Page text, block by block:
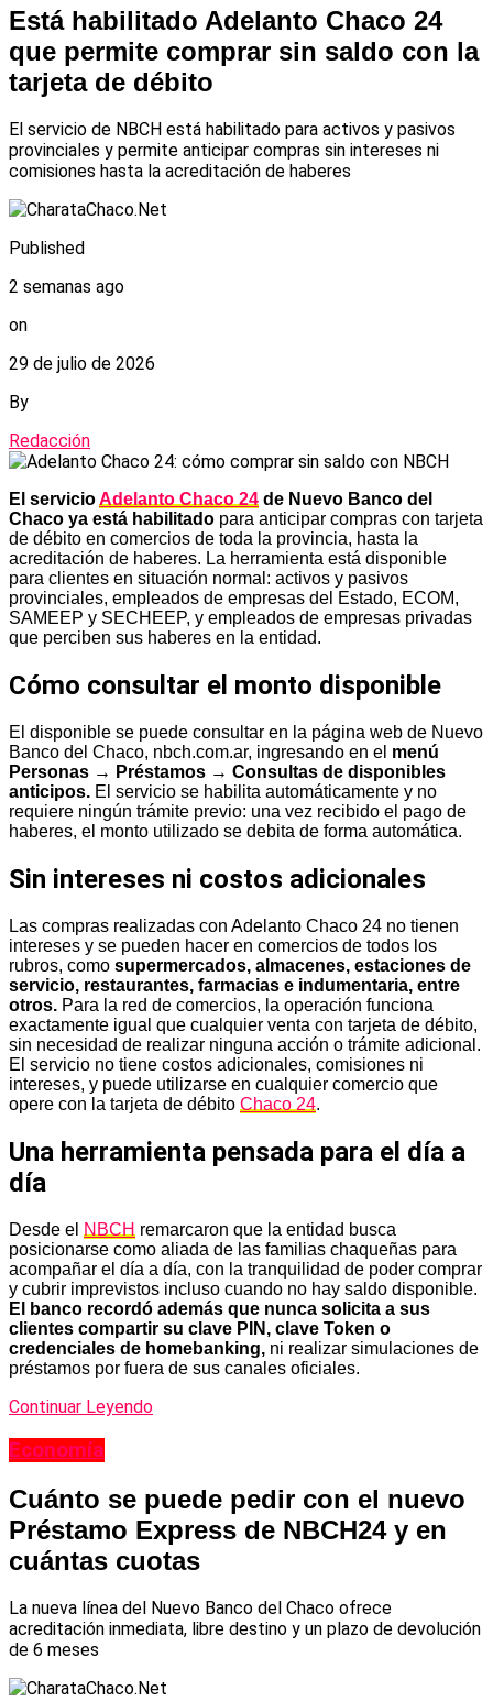
Está habilitado Adelanto Chaco 24
que permite comprar sin saldo con la
tarjeta de débito
El servicio de NBCH está habilitado para activos y pasivos
provinciales y permite anticipar compras sin intereses ni
comisiones hasta la acreditación de haberes
Published
2 semanas ago
on
29 de julio de 2026
By
Redacción
El servicioAdelanto Chaco 24 de Nuevo Banco del
Chaco ya está habilitado para anticipar compras con tarjeta
de débito en comercios de toda la provincia, hasta la
acreditación de haberes. La herramienta está disponible
para clientes en situación normal: activos y pasivos
provinciales, empleados de empresas del Estado, ECOM,
SAMEEP y SECHEEP, y empleados de empresas privadas
que perciben sus haberes en la entidad.
Cómo consultar el monto disponible
El disponible se puede consultar en la página web de Nuevo
Banco del Chaco, nbch.com.ar, ingresando en el menú
Personas → Préstamos → Consultas de disponibles
anticipos. El servicio se habilita automáticamente y no
requiere ningún trámite previo: una vez recibido el pago de
haberes, el monto utilizado se debita de forma automática.
Sin intereses ni costos adicionales
Las compras realizadas con Adelanto Chaco 24 no tienen
intereses y se pueden hacer en comercios de todos los
rubros, como supermercados, almacenes, estaciones de
servicio, restaurantes, farmacias e indumentaria, entre
otros. Para la red de comercios, la operación funciona
exactamente igual que cualquier venta con tarjeta de débito,
sin necesidad de realizar ninguna acción o trámite adicional.
El servicio no tiene costos adicionales, comisiones ni
intereses, y puede utilizarse en cualquier comercio que
opere con la tarjeta de débito Chaco 24.
Una herramienta pensada para el día a
día
Desde el NBCH remarcaron que la entidad busca
posicionarse como aliada de las familias chaqueñas para
acompañar el día a día, con la tranquilidad de poder comprar
y cubrir imprevistos incluso cuando no hay saldo disponible.
El banco recordó además que nunca solicita a sus
clientes compartir su clave PIN, clave Token o
credenciales de homebanking, ni realizar simulaciones de
préstamos por fuera de sus canales oficiales.
Continuar Leyendo
Economía
Cuánto se puede pedir con el nuevo
Préstamo Express de NBCH24 y en
cuántas cuotas
La nueva línea del Nuevo Banco del Chaco ofrece
acreditación inmediata, libre destino y un plazo de devolución
de 6 meses